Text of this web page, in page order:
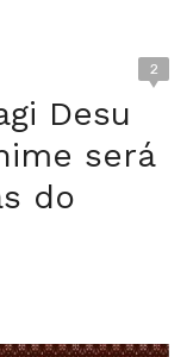
2
Desu
será
do